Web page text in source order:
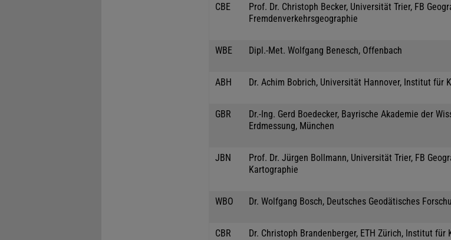
CBE
Prof. Dr. Christoph Becker, Universität Trier, FB
Fremdenverkehrsgeographie
WBE Dipl.-Met. Wolfgang Benesch, Offenbach
ABH Dr. Achim Bobrich, Universität Hannover, Institut für
GBR
Dr.-Ing. Gerd Boedecker, Bayrische Akademie der
Erdmessung, München
JBN
Prof. Dr. Jürgen Bollmann, Universität Trier, FB
Kartographie
WBO Dr. Wolfgang Bosch, Deutsches Geodätisches
CBR Dr. Christoph Brandenberger, ETH Zürich, Institut für